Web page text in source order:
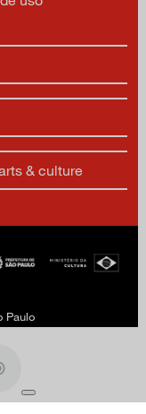
& culture
Paulo